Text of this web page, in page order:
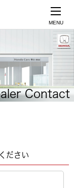
MENU
Contact
ださい